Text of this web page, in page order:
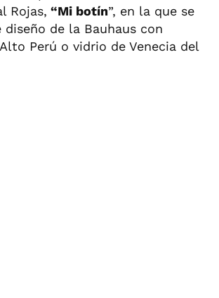
Rojas, “Mi botín”, en la que se
de la Bauhaus con
Perú o vidrio de Venecia del